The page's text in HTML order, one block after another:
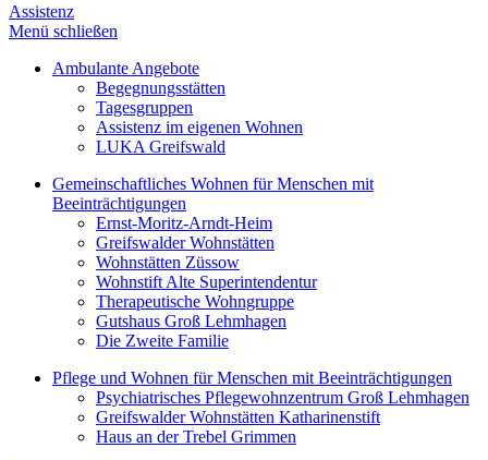
Assistenz
Menü schließen
Ambulante Angebote
Begegnungsstätten
Tagesgruppen
Assistenz im eigenen Wohnen
LUKA Greifswald
Gemeinschaftliches Wohnen für Menschen mit
Beeinträchtigungen
Ernst-Moritz-Arndt-Heim
Greifswalder Wohnstätten
Wohnstätten Züssow
Wohnstift Alte Superintendentur
Therapeutische Wohngruppe
Gutshaus Groß Lehmhagen
Die Zweite Familie
Pflege und Wohnen für Menschen mit Beeinträchtigungen
Psychiatrisches Pflegewohnzentrum Groß Lehmhagen
Greifswalder Wohnstätten Katharinenstift
Haus an der Trebel Grimmen